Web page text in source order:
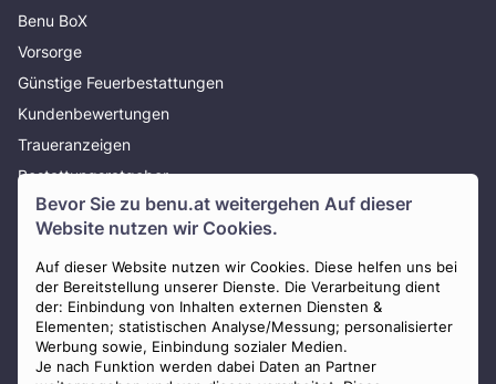
Bevor Sie zu benu.at weitergehen Auf dieser
Website nutzen wir Cookies.
Auf dieser Website nutzen wir Cookies. Diese helfen uns bei
der Bereitstellung unserer Dienste. Die Verarbeitung dient
der: Einbindung von Inhalten externen Diensten &
Elementen; statistischen Analyse/Messung; personalisierter
Werbung sowie, Einbindung sozialer Medien.
Je nach Funktion werden dabei Daten an Partner
Benu BoX
Vorsorge
Günstige Feuerbestattungen
Kundenbewertungen
Traueranzeigen
Bestattungsratgeber
Über uns
Presse
AGB
Impressum
Datenschutz
Widerrufsbelehrung